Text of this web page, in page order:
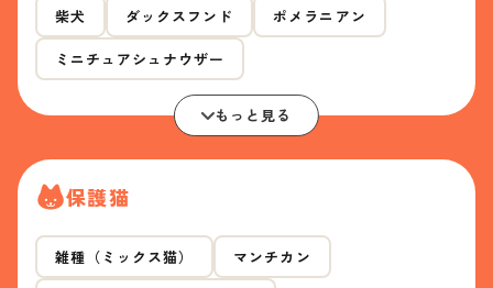
柴犬 ダックスフンド ポメラニアン
ミニチュアシュナウザー
もっと見る
保護猫
雑種（ミックス猫） マンチカン